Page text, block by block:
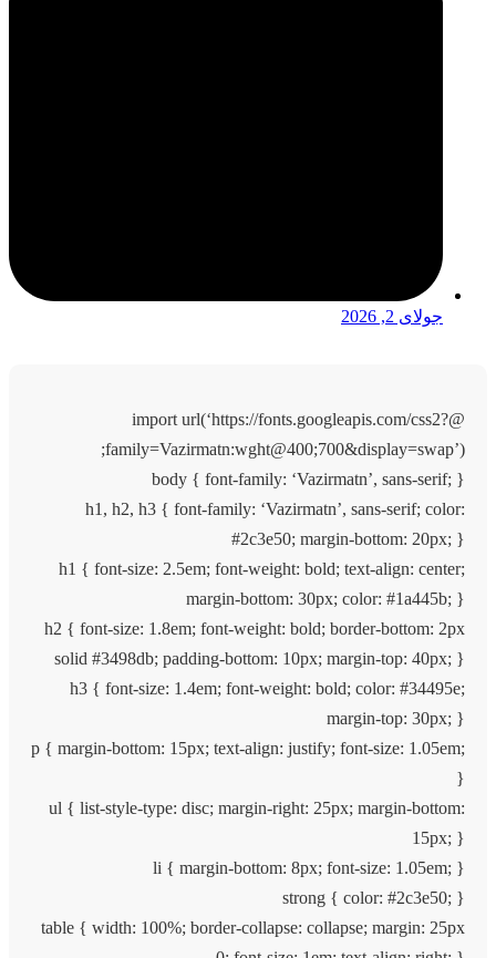
جولای 2, 2026
@import url(‘https://fonts.googleapis.com/css2?
family=Vazirmatn:wght@400;700&display=swap’);
body { font-family: ‘Vazirmatn’, sans-serif; }
h1, h2, h3 { font-family: ‘Vazirmatn’, sans-serif; color:
#2c3e50; margin-bottom: 20px; }
h1 { font-size: 2.5em; font-weight: bold; text-align: center;
margin-bottom: 30px; color: #1a445b; }
h2 { font-size: 1.8em; font-weight: bold; border-bottom: 2px
solid #3498db; padding-bottom: 10px; margin-top: 40px; }
h3 { font-size: 1.4em; font-weight: bold; color: #34495e;
margin-top: 30px; }
p { margin-bottom: 15px; text-align: justify; font-size: 1.05em;
}
ul { list-style-type: disc; margin-right: 25px; margin-bottom:
15px; }
li { margin-bottom: 8px; font-size: 1.05em; }
strong { color: #2c3e50; }
table { width: 100%; border-collapse: collapse; margin: 25px